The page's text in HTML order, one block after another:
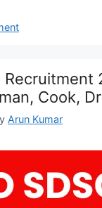
Cook,
Arun Kumar